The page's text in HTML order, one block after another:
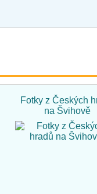
Fotky z Českých
na Švihově